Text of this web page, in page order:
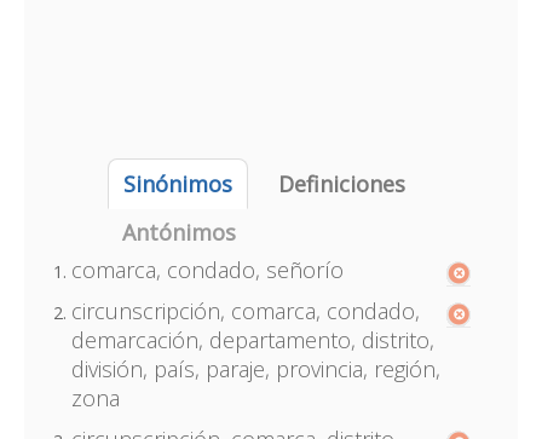
Sinónimos
Definiciones
Antónimos
comarca, condado, señorío
circunscripción, comarca, condado,
demarcación, departamento, distrito,
división, país, paraje, provincia, región,
zona